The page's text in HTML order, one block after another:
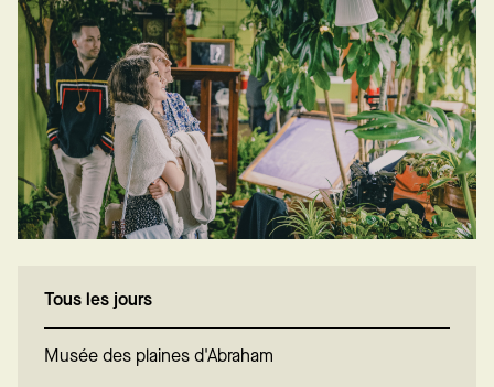
Tous les jours
Musée des plaines d'Abraham